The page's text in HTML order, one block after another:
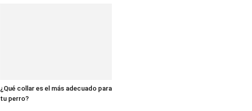
¿Qué collar es el más adecuado para
tu perro?